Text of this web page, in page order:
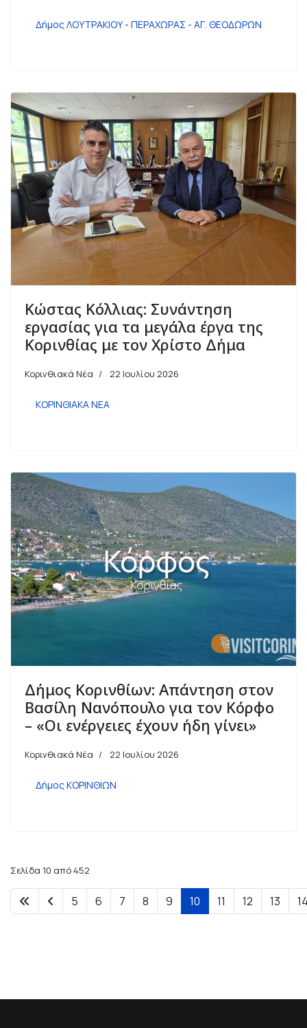
Δήμος ΛΟΥΤΡΑΚΙΟΥ - ΠΕΡΑΧΩΡΑΣ - ΑΓ. ΘΕΟΔΩΡΩΝ
Κώστας Κόλλιας: Συνάντηση
εργασίας για τα μεγάλα έργα της
Κορινθίας με τον Χρίστο Δήμα
Κορινθιακά Νέα 22 Ιουλίου 2026
ΚΟΡΙΝΘΙΑΚΑ ΝΕΑ
Δήμος Κορινθίων: Απάντηση στον
Βασίλη Νανόπουλο για τον Κόρφο
– «Οι ενέργειες έχουν ήδη γίνει»
Κορινθιακά Νέα 22 Ιουλίου 2026
Δήμος ΚΟΡΙΝΘΙΩΝ
Σελίδα 10 από 452
5 6 7 8 9 10 11 12 13